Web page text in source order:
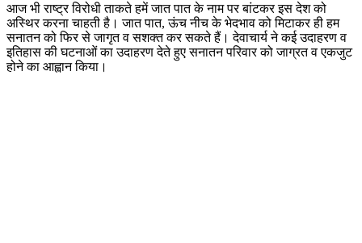
आज भी राष्ट्र विरोधी ताकते हमें जात पात के नाम पर बांटकर इस देश को
अस्थिर करना चाहती है। जात पात, ऊंच नीच के भेदभाव को मिटाकर ही हम
सनातन को फिर से जागृत व सशक्त कर सकते हैं। देवाचार्य ने कई उदाहरण व
इतिहास की घटनाओं का उदाहरण देते हुए सनातन परिवार को जाग्रत व एकजुट
होने का आह्वान किया।